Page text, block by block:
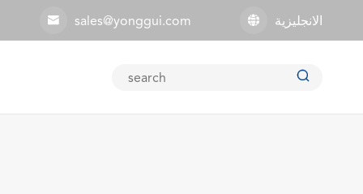
 sales@yonggui.com  الانجليزية
